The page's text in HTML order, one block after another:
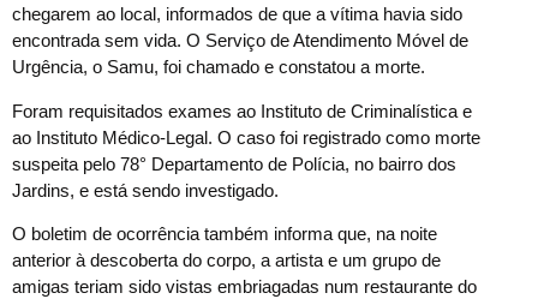
chegarem ao local, informados de que a vítima havia sido
encontrada sem vida. O Serviço de Atendimento Móvel de
Urgência, o Samu, foi chamado e constatou a morte.
Foram requisitados exames ao Instituto de Criminalística e
ao Instituto Médico-Legal. O caso foi registrado como morte
suspeita pelo 78° Departamento de Polícia, no bairro dos
Jardins, e está sendo investigado.
O boletim de ocorrência também informa que, na noite
anterior à descoberta do corpo, a artista e um grupo de
amigas teriam sido vistas embriagadas num restaurante do